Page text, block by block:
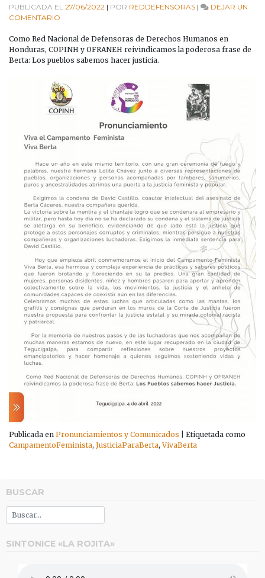
PUBLICADA EL 27/06/2022 | POR REDDEFENSORAS |
DEJAR UN
COMENTARIO
VIVA
EL
CAMPAMENTO
BERTA!
Como Red Nacional de Defensoras de Derechos Humanos en
Honduras, COPINH y OFRANEH reivindicamos la poderosa frase de
Berta: Los pueblos sabemos hacer justicia.
Publicada en Pronunciamientos y Comunicados
Etiquetada como
CampamentoFeminista, JusticiaParaBerta,VivaBerta
BUSCAR
SINTONICE «LA ROJITA»